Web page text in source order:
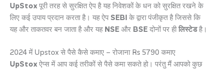
UpStox पूरी तरह से सुरक्षित ऐप है यह निवेशकों के धन को सुरक्षित रखने के
लिए कई उपाय प्रदान करता है। यह ऐप SEBI के द्वारा पंजीकृत है जिससे कि
यह और ताकतवर बन जाता है और यह NSE और BSE दोनों पर हीलिस्टेडहै।
2024 में Upstox से पैसे कैसे कमाए – रोजाना Rs 5790 कमाए
UpStox ऐप्स में आप कई तरीकों से पैसे कमा सकते हो। परंतु मैं आपको कुछ